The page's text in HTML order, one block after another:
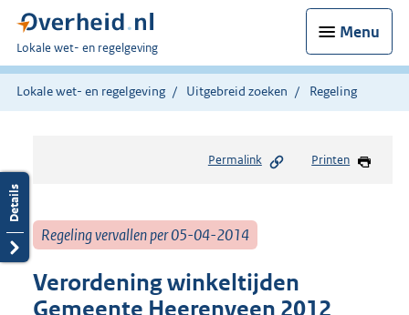
Menu
U
bent
hier:
Lokale wet- en regelgeving
Lokale wet- en regelgeving Uitgebreid zoeken Regeling
Permalink Printen
Regeling vervallen per 05-04-2014
Verordening winkeltijden